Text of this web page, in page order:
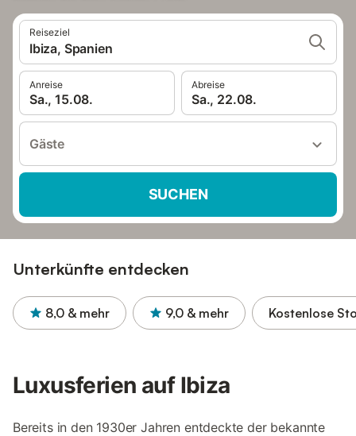
Reiseziel
Ibiza, Spanien
Anreise
Sa., 15.08.
Abreise
Sa., 22.08.
Gäste
SUCHEN
Unterkünfte entdecken
8,0 & mehr 9,0 & mehr Kostenlose
Luxusferien auf Ibiza
Bereits in den 1930er Jahren entdeckte der bekannte